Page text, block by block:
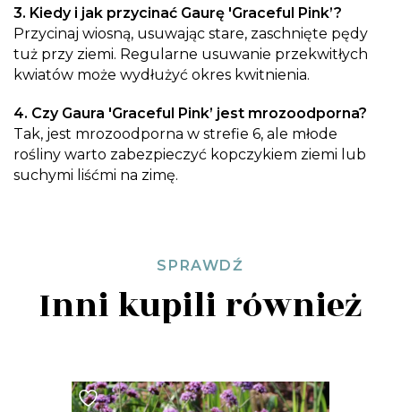
3. Kiedy i jak przycinać Gaurę 'Graceful Pink’?
Przycinaj wiosną, usuwając stare, zaschnięte pędy
tuż przy ziemi. Regularne usuwanie przekwitłych
kwiatów może wydłużyć okres kwitnienia.
4. Czy Gaura 'Graceful Pink’ jest mrozoodporna?
Tak, jest mrozoodporna w strefie 6, ale młode
rośliny warto zabezpieczyć kopczykiem ziemi lub
suchymi liśćmi na zimę.
SPRAWDŹ
Inni kupili również